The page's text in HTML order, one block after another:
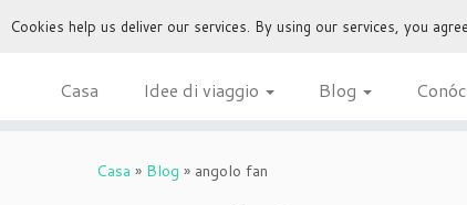
Casa Idee di viaggio Blog
Casa » Blog » angolo fan
Cookies help us deliver our services. By using our services, you